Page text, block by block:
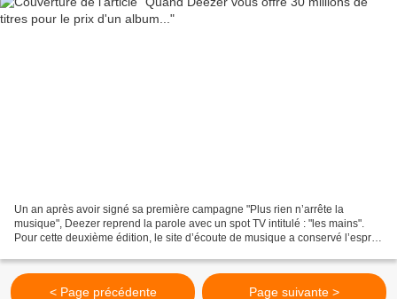
Un an après avoir signé sa première campagne "Plus rien n’arrête la
musique", Deezer reprend la parole avec un spot TV intitulé : "les mains".
Pour cette deuxième édition, le site d’écoute de musique a conservé l’esprit
< Page précédente Page suivante >